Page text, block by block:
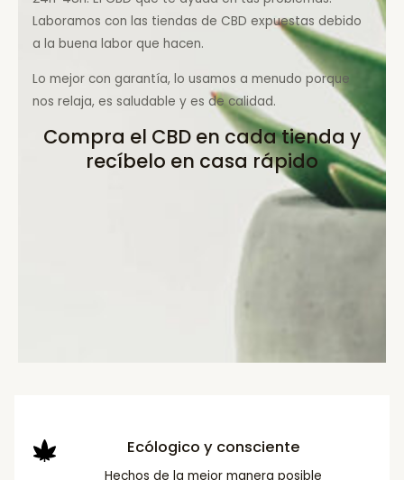
Laboramos con las tiendas de CBD expuestas debido
a la buena labor que hacen.
Lo mejor con garantía, lo usamos a menudo porque
nos relaja, es saludable y es de calidad.
Compra el CBD en cada tienda y
recíbelo en casa rápido
Ecólogico y consciente
Hechos de la mejor manera posible